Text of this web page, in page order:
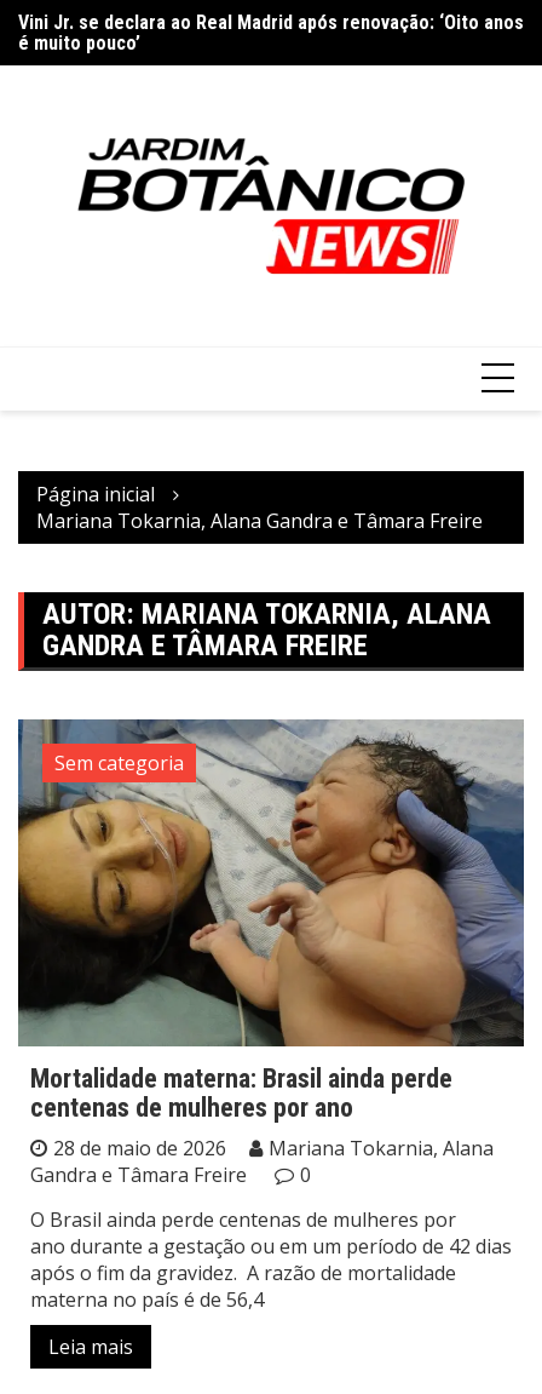
para
o
Vini Jr. se declara ao Real Madrid após renovação: ‘Oito anos
é muito pouco’
Página inicial
Mariana Tokarnia, Alana Gandra e Tâmara Freire
AUTOR: MARIANA TOKARNIA, ALANA
GANDRA E TÂMARA FREIRE
Sem categoria
Mortalidade materna: Brasil ainda perde
centenas de mulheres por ano
28 de maio de 2026
Mariana Tokarnia, Alana
Gandra e Tâmara Freire
0
O Brasil ainda perde centenas de mulheres por
ano durante a gestação ou em um período de 42 dias
após o fim da gravidez. A razão de mortalidade
materna no país é de 56,4
Leia mais